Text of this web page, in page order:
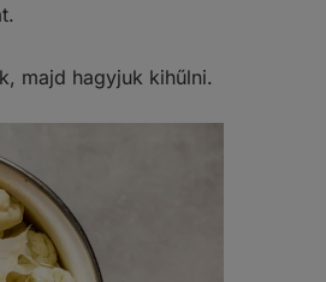
majd hagyjuk kihűlni.